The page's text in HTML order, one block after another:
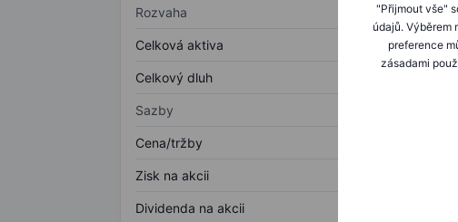
"Přijmout vše"
údajů. Výběrem
preference
zásadami
Rozvaha
Celková aktiva
Celkový dluh
Sazby
Cena/tržby
Zisk na akcii
Dividenda na akcii